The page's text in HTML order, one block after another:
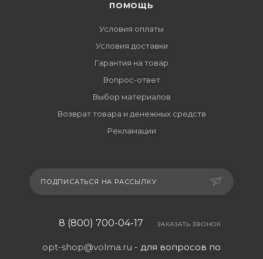
ПОМОЩЬ
Условия оплаты
Условия доставки
Гарантия на товар
Вопрос-ответ
Выбор материалов
Возврат товара и денежных средств
Рекламации
ПОДПИСАТЬСЯ НА РАССЫЛКУ
8 (800) 700-04-17 ЗАКАЗАТЬ ЗВОНОК
opt-shop@volma.ru - для вопросов по